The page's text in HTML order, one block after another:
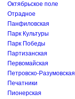
Октябрьское поле
Отрадное
Панфиловская
Парк Культуры
Парк Победы
Партизанская
Первомайская
Петровско-Разумовская
Печатники
Пионерская